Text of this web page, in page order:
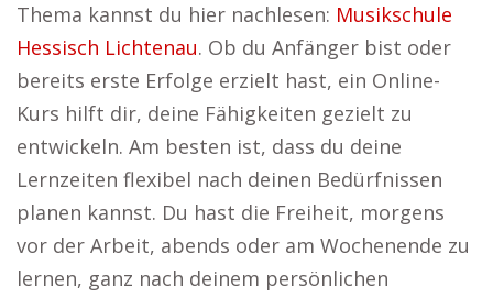
Thema kannst du hier nachlesen: Musikschule
Hessisch Lichtenau. Ob du Anfänger bist oder
bereits erste Erfolge erzielt hast, ein Online-
Kurs hilft dir, deine Fähigkeiten gezielt zu
entwickeln. Am besten ist, dass du deine
Lernzeiten flexibel nach deinen Bedürfnissen
planen kannst. Du hast die Freiheit, morgens
vor der Arbeit, abends oder am Wochenende zu
lernen, ganz nach deinem persönlichen